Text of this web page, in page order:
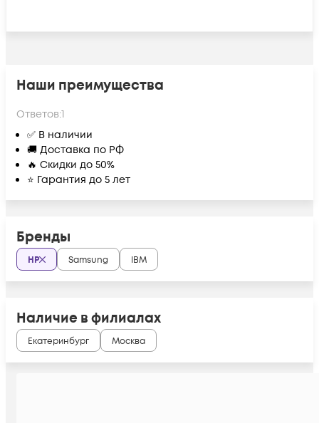
Наши преимущества
Ответов:1
✅ В наличии
🚚 Доставка по РФ
🔥 Скидки до 50%
⭐ Гарантия до 5 лет
Бренды
HP Samsung IBM
Наличие в филиалах
Екатеринбург Москва